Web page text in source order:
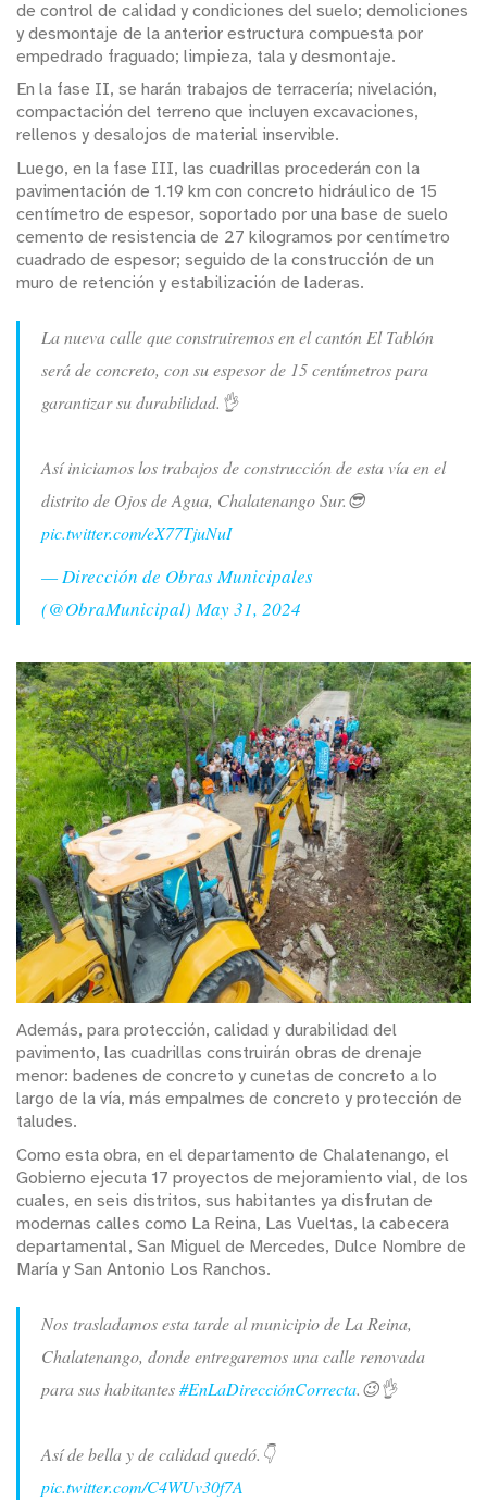
de control de calidad y condiciones del suelo; demoliciones
y desmontaje de la anterior estructura compuesta por
empedrado fraguado; limpieza, tala y desmontaje.
En la fase II, se harán trabajos de terracería; nivelación,
compactación del terreno que incluyen excavaciones,
rellenos y desalojos de material inservible.
Luego, en la fase III, las cuadrillas procederán con la
pavimentación de 1.19 km con concreto hidráulico de 15
centímetro de espesor, soportado por una base de suelo
cemento de resistencia de 27 kilogramos por centímetro
cuadrado de espesor; seguido de la construcción de un
muro de retención y estabilización de laderas.
La nueva calle que construiremos en el cantón El Tablón
será de concreto, con su espesor de 15 centímetros para
garantizar su durabilidad.👌
Así iniciamos los trabajos de construcción de esta vía en el
distrito de Ojos de Agua, Chalatenango Sur.😎
pic.twitter.com/eX77TjuNuI
— Dirección de Obras Municipales
(@ObraMunicipal)May 31, 2024
Además, para protección, calidad y durabilidad del
pavimento, las cuadrillas construirán obras de drenaje
menor: badenes de concreto y cunetas de concreto a lo
largo de la vía, más empalmes de concreto y protección de
taludes.
Como esta obra, en el departamento de Chalatenango, el
Gobierno ejecuta 17 proyectos de mejoramiento vial, de los
cuales, en seis distritos, sus habitantes ya disfrutan de
modernas calles como La Reina, Las Vueltas, la cabecera
departamental, San Miguel de Mercedes, Dulce Nombre de
María y San Antonio Los Ranchos.
Nos trasladamos esta tarde al municipio de La Reina,
Chalatenango, donde entregaremos una calle renovada
para sus habitantes#EnLaDirecciónCorrecta.😉👌
Así de bella y de calidad quedó.👇
pic.twitter.com/C4WUv30f7A